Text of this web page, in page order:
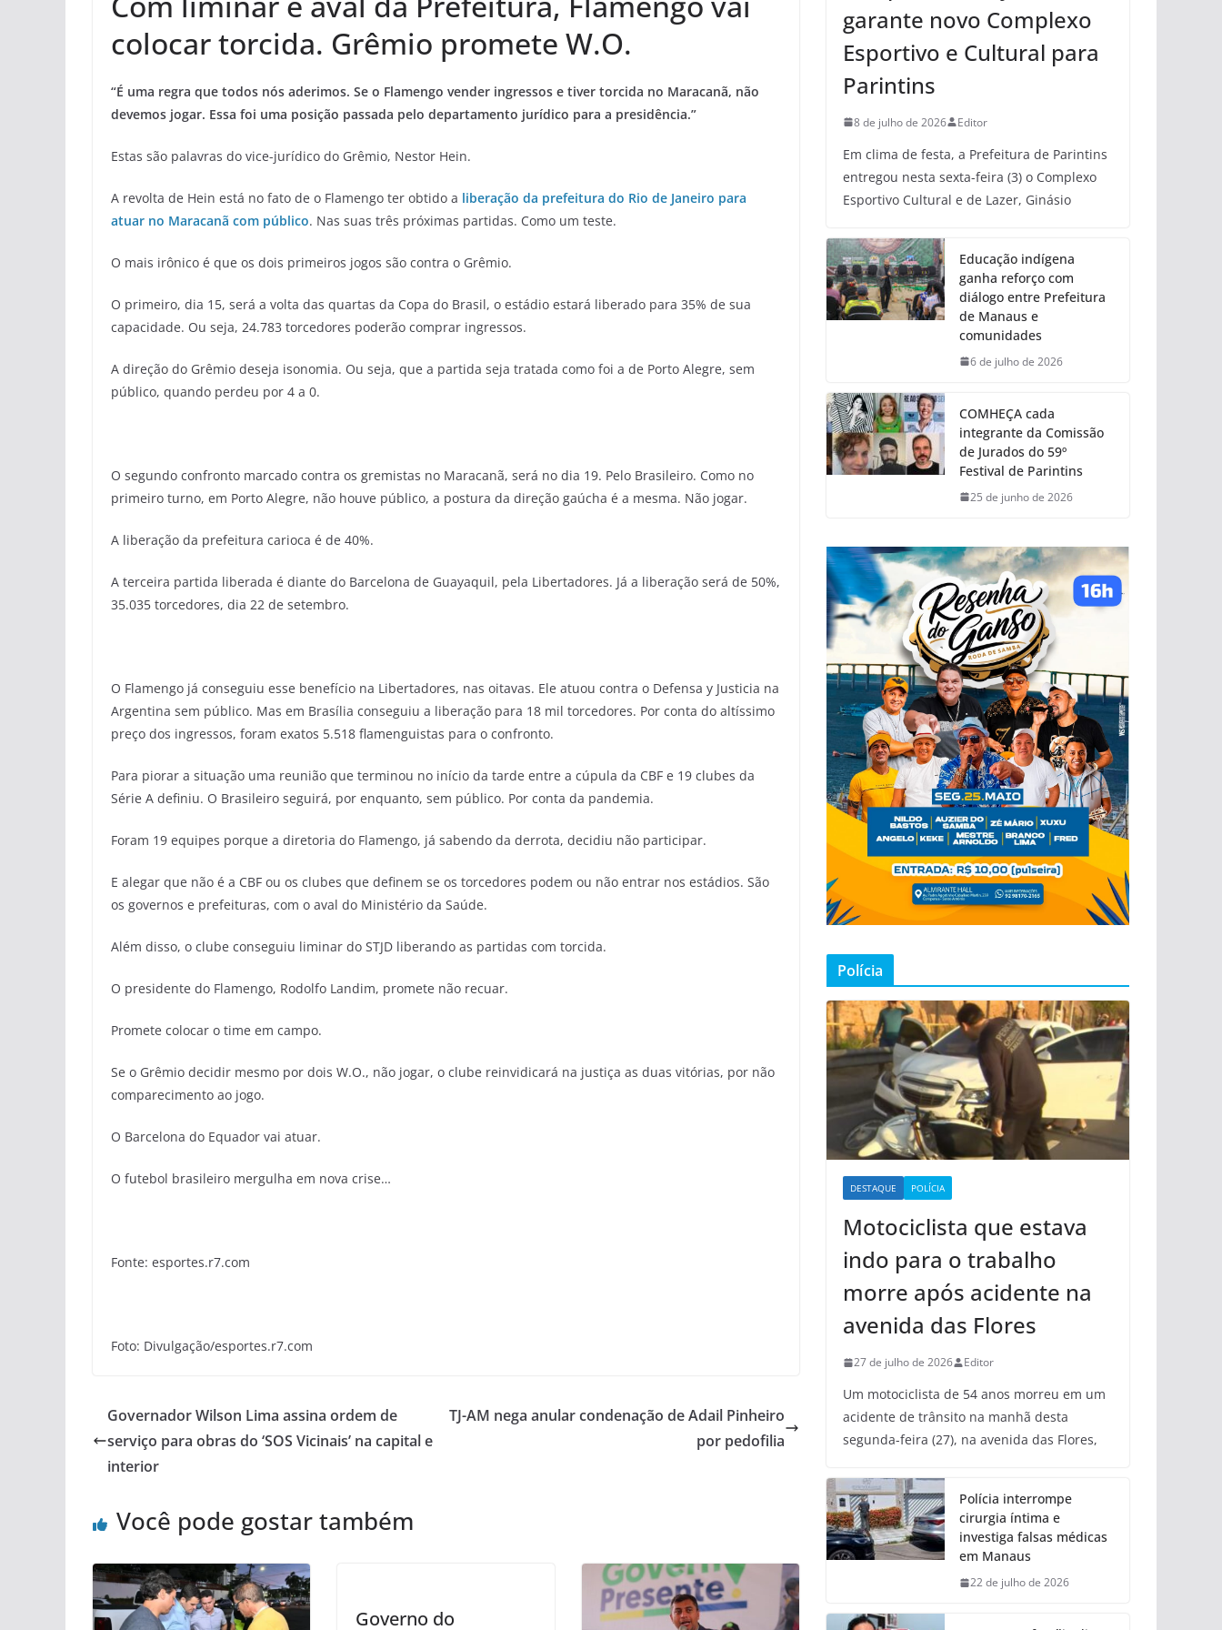
colocar torcida. Grêmio promete W.O.
“É uma regra que todos nós aderimos. Se o Flamengo vender ingressos e tiver torcida no Maracanã, não
devemos jogar. Essa foi uma posição passada pelo departamento jurídico para a presidência.”
Estas são palavras do vice-jurídico do Grêmio, Nestor Hein.
A revolta de Hein está no fato de o Flamengo ter obtido a liberação da prefeitura do Rio de Janeiro para
atuar no Maracanã com público. Nas suas três próximas partidas. Como um teste.
O mais irônico é que os dois primeiros jogos são contra o Grêmio.
O primeiro, dia 15, será a volta das quartas da Copa do Brasil, o estádio estará liberado para 35% de sua
capacidade. Ou seja, 24.783 torcedores poderão comprar ingressos.
A direção do Grêmio deseja isonomia. Ou seja, que a partida seja tratada como foi a de Porto Alegre, sem
público, quando perdeu por 4 a 0.
O segundo confronto marcado contra os gremistas no Maracanã, será no dia 19. Pelo Brasileiro. Como no
primeiro turno, em Porto Alegre, não houve público, a postura da direção gaúcha é a mesma. Não jogar.
A liberação da prefeitura carioca é de 40%.
A terceira partida liberada é diante do Barcelona de Guayaquil, pela Libertadores. Já a liberação será de 50%,
35.035 torcedores, dia 22 de setembro.
O Flamengo já conseguiu esse benefício na Libertadores, nas oitavas. Ele atuou contra o Defensa y Justicia na
Argentina sem público. Mas em Brasília conseguiu a liberação para 18 mil torcedores. Por conta do altíssimo
preço dos ingressos, foram exatos 5.518 flamenguistas para o confronto.
Para piorar a situação uma reunião que terminou no início da tarde entre a cúpula da CBF e 19 clubes da
Série A definiu. O Brasileiro seguirá, por enquanto, sem público. Por conta da pandemia.
Foram 19 equipes porque a diretoria do Flamengo, já sabendo da derrota, decidiu não participar.
E alegar que não é a CBF ou os clubes que definem se os torcedores podem ou não entrar nos estádios. São
os governos e prefeituras, com o aval do Ministério da Saúde.
Além disso, o clube conseguiu liminar do STJD liberando as partidas com torcida.
O presidente do Flamengo, Rodolfo Landim, promete não recuar.
Promete colocar o time em campo.
Se o Grêmio decidir mesmo por dois W.O., não jogar, o clube reinvidicará na justiça as duas vitórias, por não
comparecimento ao jogo.
O Barcelona do Equador vai atuar.
O futebol brasileiro mergulha em nova crise…
Fonte: esportes.r7.com
Foto: Divulgação/esportes.r7.com
Governador Wilson Lima assina ordem de
serviço para obras do ‘SOS Vicinais’ na capital e
interior
TJ-AM nega anular condenação de Adail Pinheiro
por pedofilia
Você pode gostar também
Governo do
garante novo Complexo
Esportivo e Cultural para
Parintins
8 de julho de 2026 Editor
Em clima de festa, a Prefeitura de Parintins
entregou nesta sexta-feira (3) o Complexo
Esportivo Cultural e de Lazer, Ginásio
Educação indígena
ganha reforço com
diálogo entre Prefeitura
de Manaus e
comunidades
6 de julho de 2026
COMHEÇA cada
integrante da Comissão
de Jurados do 59º
Festival de Parintins
25 de junho de 2026
Polícia
DESTAQUE POLÍCIA
Motociclista que estava
indo para o trabalho
morre após acidente na
avenida das Flores
27 de julho de 2026 Editor
Um motociclista de 54 anos morreu em um
acidente de trânsito na manhã desta
segunda-feira (27), na avenida das Flores,
Polícia interrompe
cirurgia íntima e
investiga falsas médicas
em Manaus
22 de julho de 2026